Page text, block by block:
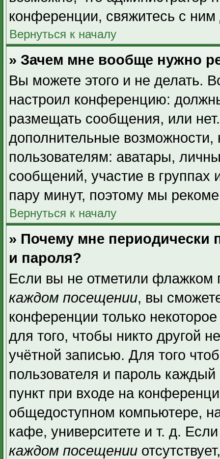
конференции, свяжитесь с
Вернуться к началу
» Зачем мне вообще нужно
Вы можете этого и не делать.
настроил конференцию:
размещать сообщения, или
дополнительные
пользователям: аватары,
сообщений, участие в группах
пару минут, поэтому мы
Вернуться к началу
» Почему мне периодически
и пароля?
Если вы не отметили флажком
каждом посещении, вы
конференции только
для того, чтобы никто другой
учётной записью. Для того
пользователя и пароль
пункт при входе на
общедоступном компьютере,
кафе, университете и т. д.
каждом посещении